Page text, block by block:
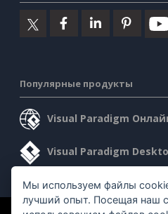
Популярные продукты
Visual Paradigm
Visual Paradigm
Мы используем файлы
лучший опыт. Посещая наш